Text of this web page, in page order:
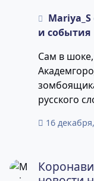
Mariya_S
и события
Сам в
Академгородка А Вы кто?) И что
русского
хочет
16